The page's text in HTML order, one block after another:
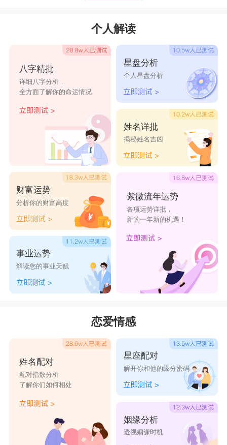
熙华意难平 9龄儿响叮当 不加糖的元元也
不负熙华
你的泪太虚伪 不诉离别苦 爱到深处用脚踹
迋孓沉睡埃博拉
伱若離去巴掌扇 酷似伤感旳美 俗世的流年兄弟
有几个
个人解读
八字精批
详细八字分析，
全方面了解你的命运情况
财富运势
分析你的财富高度
事业运势
解读您的事业天赋
星盘分析
个人星盘分析
姓名详批
揭秘姓名吉凶
紫微流年运势
各项运势详批，
新的一年新的机遇！
恋爱情感
姓名配对
配对指数分析
了解你们如何相处
星座配对
解开你和他的缘分密码
姻缘分析
透视姻缘时机